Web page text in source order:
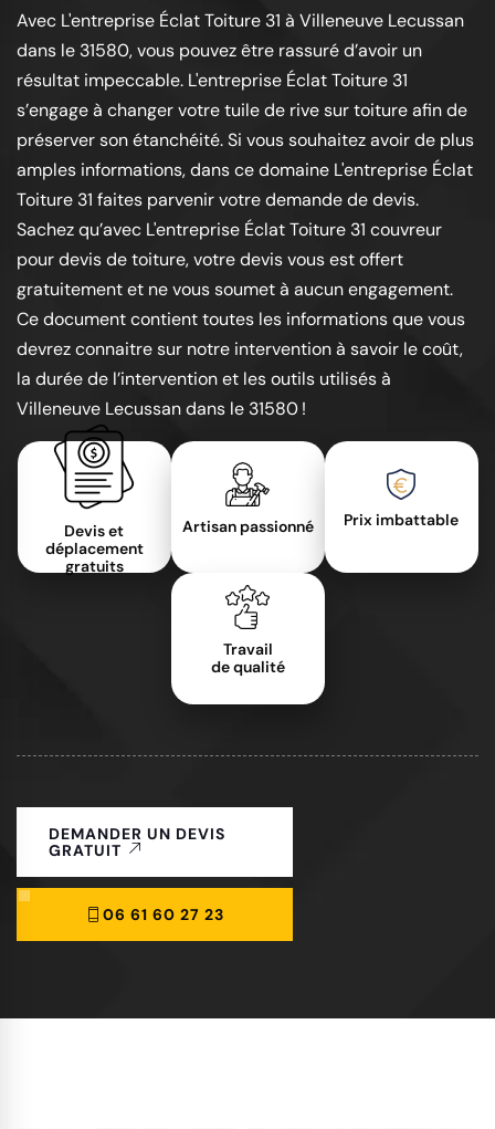
Avec L'entreprise Éclat Toiture 31 à Villeneuve Lecussan
dans le 31580, vous pouvez être rassuré d’avoir un
résultat impeccable. L'entreprise Éclat Toiture 31
s’engage à changer votre tuile de rive sur toiture afin de
préserver son étanchéité. Si vous souhaitez avoir de plus
amples informations, dans ce domaine L'entreprise Éclat
Toiture 31 faites parvenir votre demande de devis.
Sachez qu’avec L'entreprise Éclat Toiture 31 couvreur
pour devis de toiture, votre devis vous est offert
gratuitement et ne vous soumet à aucun engagement.
Ce document contient toutes les informations que vous
devrez connaitre sur notre intervention à savoir le coût,
la durée de l’intervention et les outils utilisés à
Villeneuve Lecussan dans le 31580 !
Devis et
déplacement
gratuits
Artisan passionné Prix imbattable
Travail
de qualité
DEMANDER UN DEVIS
GRATUIT
06 61 60 27 23